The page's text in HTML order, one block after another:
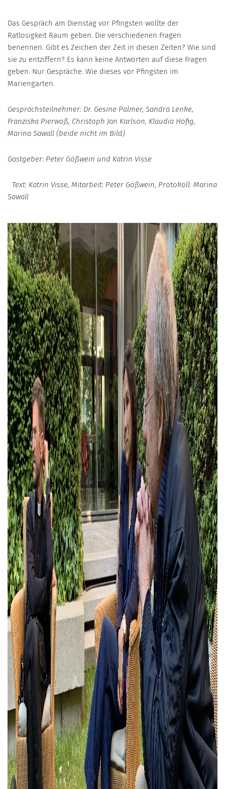
Das Gespräch am Dienstag vor Pfingsten wollte der
Ratlosigkeit Raum geben. Die verschiedenen Fragen
benennen. Gibt es Zeichen der Zeit in diesen Zeiten? Wie sind
sie zu entziffern? Es kann keine Antworten auf diese Fragen
geben. Nur Gespräche. Wie dieses vor Pfingsten im
Mariengarten.
Gesprächsteilnehmer: Dr. Gesine Palmer, Sandra Lenke,
Franziska Pierwoß, Christoph Jan Karlson, Klaudia Höfig,
Marina Sawall (beide nicht im Bild)
Gastgeber: Peter Gößwein und Katrin Visse
Text: Katrin Visse, Mitarbeit: Peter Gößwein, Protokoll: Marina
Sawall